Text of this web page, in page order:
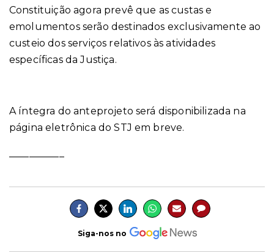
Constituição agora prevê que as custas e
emolumentos serão destinados exclusivamente ao
custeio dos serviços relativos às atividades
específicas da Justiça.
A íntegra do anteprojeto será disponibilizada na
página eletrônica do STJ em breve.
Siga-nos no